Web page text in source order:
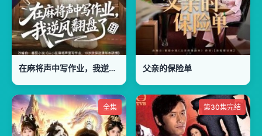
在麻将声中写作业，我逆风翻盘了 父亲的保险单
全集 第30集完结